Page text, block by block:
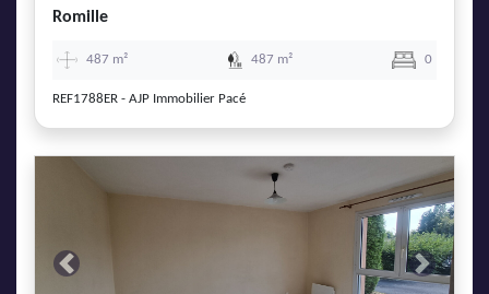
Romille
487 m² 487 m² 0
REF1788ER - AJP Immobilier Pacé
Previous Next